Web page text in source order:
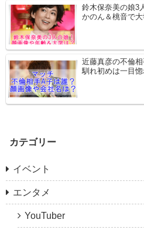
鈴木保奈美の娘3
かのん＆桃音で
近藤真彦の不倫
馴れ初めは一目惚
カテゴリー
イベント
エンタメ
YouTuber